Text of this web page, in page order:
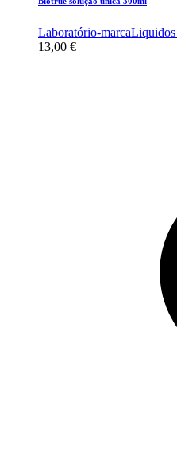
Laboratório-marcaLiquidos
13,00 €